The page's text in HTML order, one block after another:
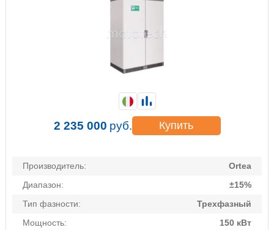
Производитель:
Ortea
Диапазон:
±15%
Тип фазности:
Трехфазный
Мощность:
150 кВт
2 235 000 руб. Купить